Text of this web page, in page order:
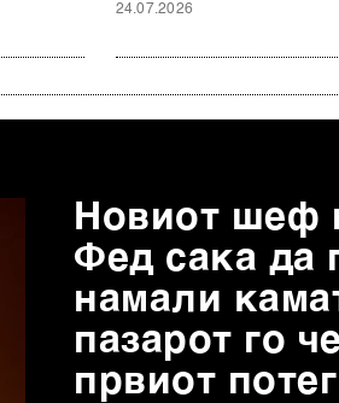
24.07.2026
Новиот шеф
Фед сака да
намали
пазарот го
првиот потег